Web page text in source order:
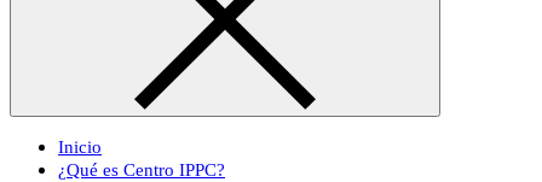
Inicio
¿Qué es Centro IPPC?